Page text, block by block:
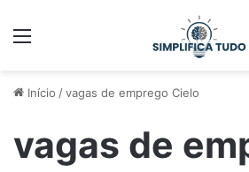
Início /vagas de emprego Cielo
vagas de